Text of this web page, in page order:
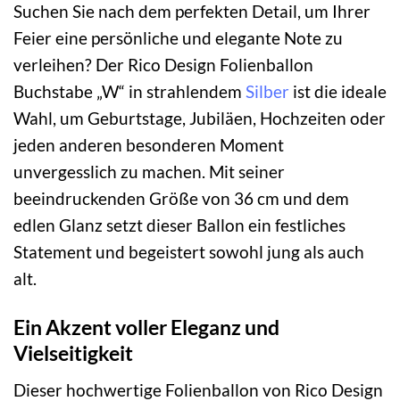
Suchen Sie nach dem perfekten Detail, um Ihrer
Feier eine persönliche und elegante Note zu
verleihen? Der Rico Design Folienballon
Buchstabe „W“ in strahlendem Silber ist die ideale
Wahl, um Geburtstage, Jubiläen, Hochzeiten oder
jeden anderen besonderen Moment
unvergesslich zu machen. Mit seiner
beeindruckenden Größe von 36 cm und dem
edlen Glanz setzt dieser Ballon ein festliches
Statement und begeistert sowohl jung als auch
alt.
Ein Akzent voller Eleganz und
Vielseitigkeit
Dieser hochwertige Folienballon von Rico Design